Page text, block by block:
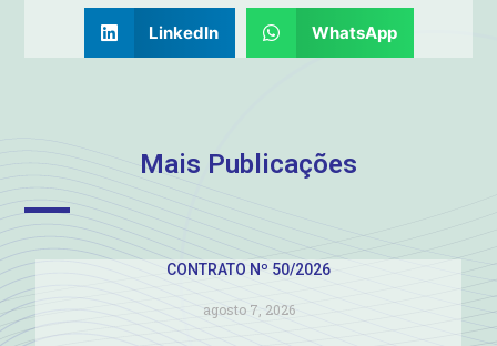
LinkedIn WhatsApp
Mais Publicações
CONTRATO Nº 50/2026
agosto 7, 2026